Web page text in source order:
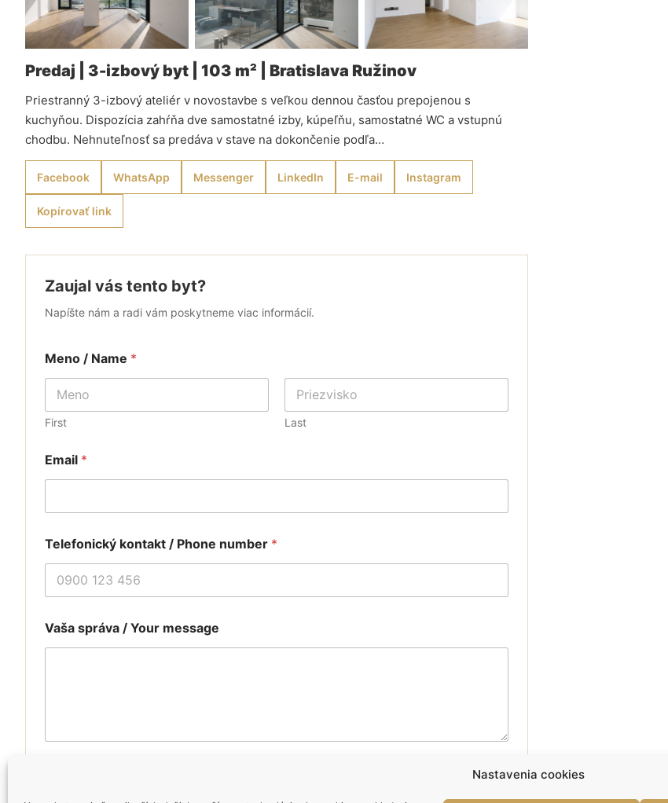
Nastavenia cookies
Predaj | 3-izbový byt | 103 m² | Bratislava Ružinov
Priestranný 3-izbový ateliér v novostavbe s veľkou dennou časťou prepojenou s
kuchyňou. Dispozícia zahŕňa dve samostatné izby, kúpeľňu, samostatné WC a vstupnú
chodbu. Nehnuteľnosť sa predáva v stave na dokončenie podľa…
Facebook WhatsApp Messenger LinkedIn E-mail Instagram
Kopírovať link
Zaujal vás tento byt?
Napíšte nám a radi vám poskytneme viac informácií.
Meno / Name *
First Last
*
/
Email *
Telefonický kontakt / Phone number *
Vaša správa / Your message